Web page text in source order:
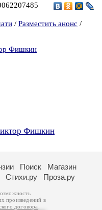
/ Разместить анонс /
Фишкин
Фишкин
Поиск
Магазин
Стихи.ру Проза.ру
произведений в
договора